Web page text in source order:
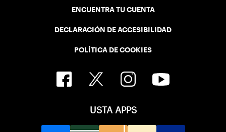
ENCUENTRA TU CUENTA
DECLARACIÓN DE ACCESIBILIDAD
POLÍTICA DE COOKIES
USTA APPS